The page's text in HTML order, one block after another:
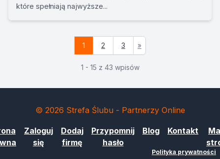
które spełniają najwyższe...
1 2 3 »
1 - 15 z 43 wpisów
© 2026 Strefa Ślubu - Partnerzy Online
Zaloguj
się
Dodaj
firmę
Przypomnij
hasło
Blog Kontakt
Polityka prywatności